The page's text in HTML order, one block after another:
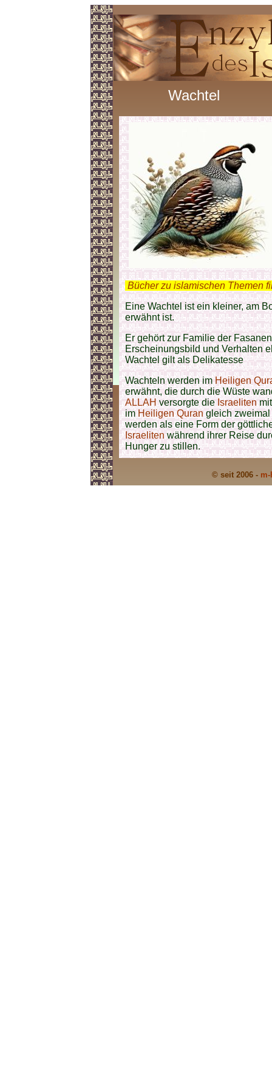
Wachtel
Bücher zu islamischen Themen
Eine Wachtel ist ein kleiner, am
erwähnt ist.
Er gehört zur Familie der
Erscheinungsbild und Verhalten
Wachtel gilt als Delikatesse
Wachteln werden imHeiligen
erwähnt, die durch die Wüste
ALLAHversorgte die Israeliten
imHeiligen Qurangleich zweimal
werden als eine Form der
Israelitenwährend ihrer Reise
Hunger zu stillen.
© seit 2006 -